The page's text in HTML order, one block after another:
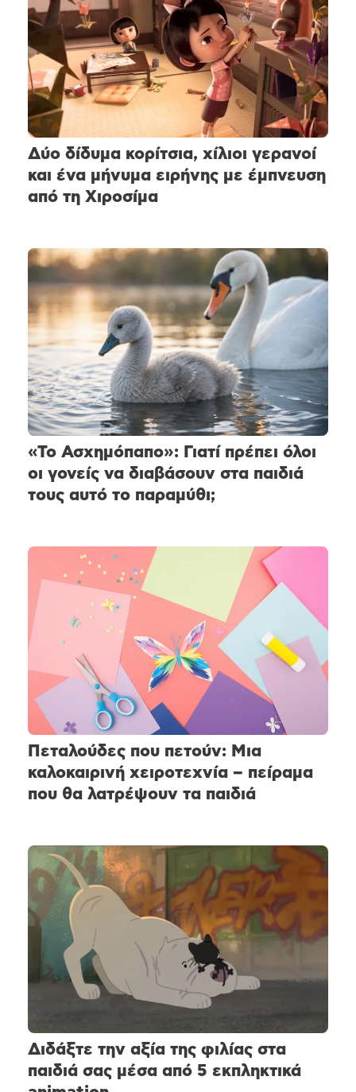
Δύο δίδυμα κορίτσια, χίλιοι γερανοί
και ένα μήνυμα ειρήνης με έμπνευση
από τη Χιροσίμα
«Το Ασχημόπαπο»: Γιατί πρέπει όλοι
οι γονείς να διαβάσουν στα παιδιά
τους αυτό το παραμύθι;
Πεταλούδες που πετούν: Μια
καλοκαιρινή χειροτεχνία – πείραμα
που θα λατρέψουν τα παιδιά
Διδάξτε την αξία της φιλίας στα
παιδιά σας μέσα από 5 εκπληκτικά